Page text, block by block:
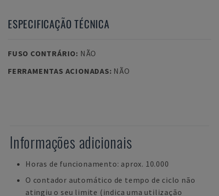
ESPECIFICAÇÃO TÉCNICA
FUSO CONTRÁRIO: NÃO
FERRAMENTAS ACIONADAS: NÃO
Informações adicionais
Horas de funcionamento: aprox. 10.000
O contador automático de tempo de ciclo não
atingiu o seu limite (indica uma utilização